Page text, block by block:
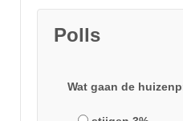
Polls
Wat gaan de